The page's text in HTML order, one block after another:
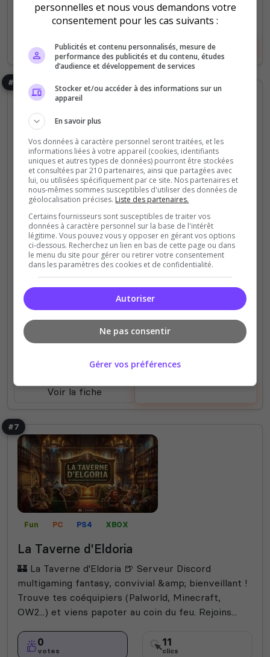
Voir la fiche Voter
#6
Expert Fun PC PS4 XBOX
Fishing planet FR
Bonjour, ce discord à pour but de rassembler la
communauté Francophone de Fishing planet et de
pêcheurs à un endroit commun et agréable. -
Rrecherche de clubs -Giveaways -Conseils -
Partage et...
votes clics
Voir la fiche
#7
Fun PC PS4 XBOX
La Taverne d'Eldoria
🏰 La Taverne d'Eldoria 🍺 Serveur Discord
multigaming fantasy, convivial &amp; bienveillant !
Trouve tes coéquipiers (Palworld, Minecraft,
OW2...) et viens papoter au coin du feu. Rejoins...
0
votes
11
clics
personnelles et nous vous demandons votre
consentement pour les cas suivants :
Publicités et contenu personnalisés, mesure de
performance des publicités et du contenu, études
d’audience et développement de services
Stocker et/ou accéder à des informations sur un
appareil
En savoir plus
Vos données à caractère personnel seront traitées, et les
informations liées à votre appareil (cookies, identifiants
uniques et autres types de données) pourront être stockées
et consultées par 210 partenaires, ainsi que partagées avec
lui, ou utilisées spécifiquement par ce site. Nos partenaires et
nous-mêmes sommes susceptibles d'utiliser des données de
géolocalisation précises. Liste des partenaires.
Certains fournisseurs sont susceptibles de traiter vos
données à caractère personnel sur la base de l'intérêt
légitime. Vous pouvez vous y opposer en gérant vos options
ci-dessous. Recherchez un lien en bas de cette page ou dans
le menu du site pour gérer ou retirer votre consentement
dans les paramètres des cookies et de confidentialité.
Autoriser
Ne pas consentir
Gérer vos préférences